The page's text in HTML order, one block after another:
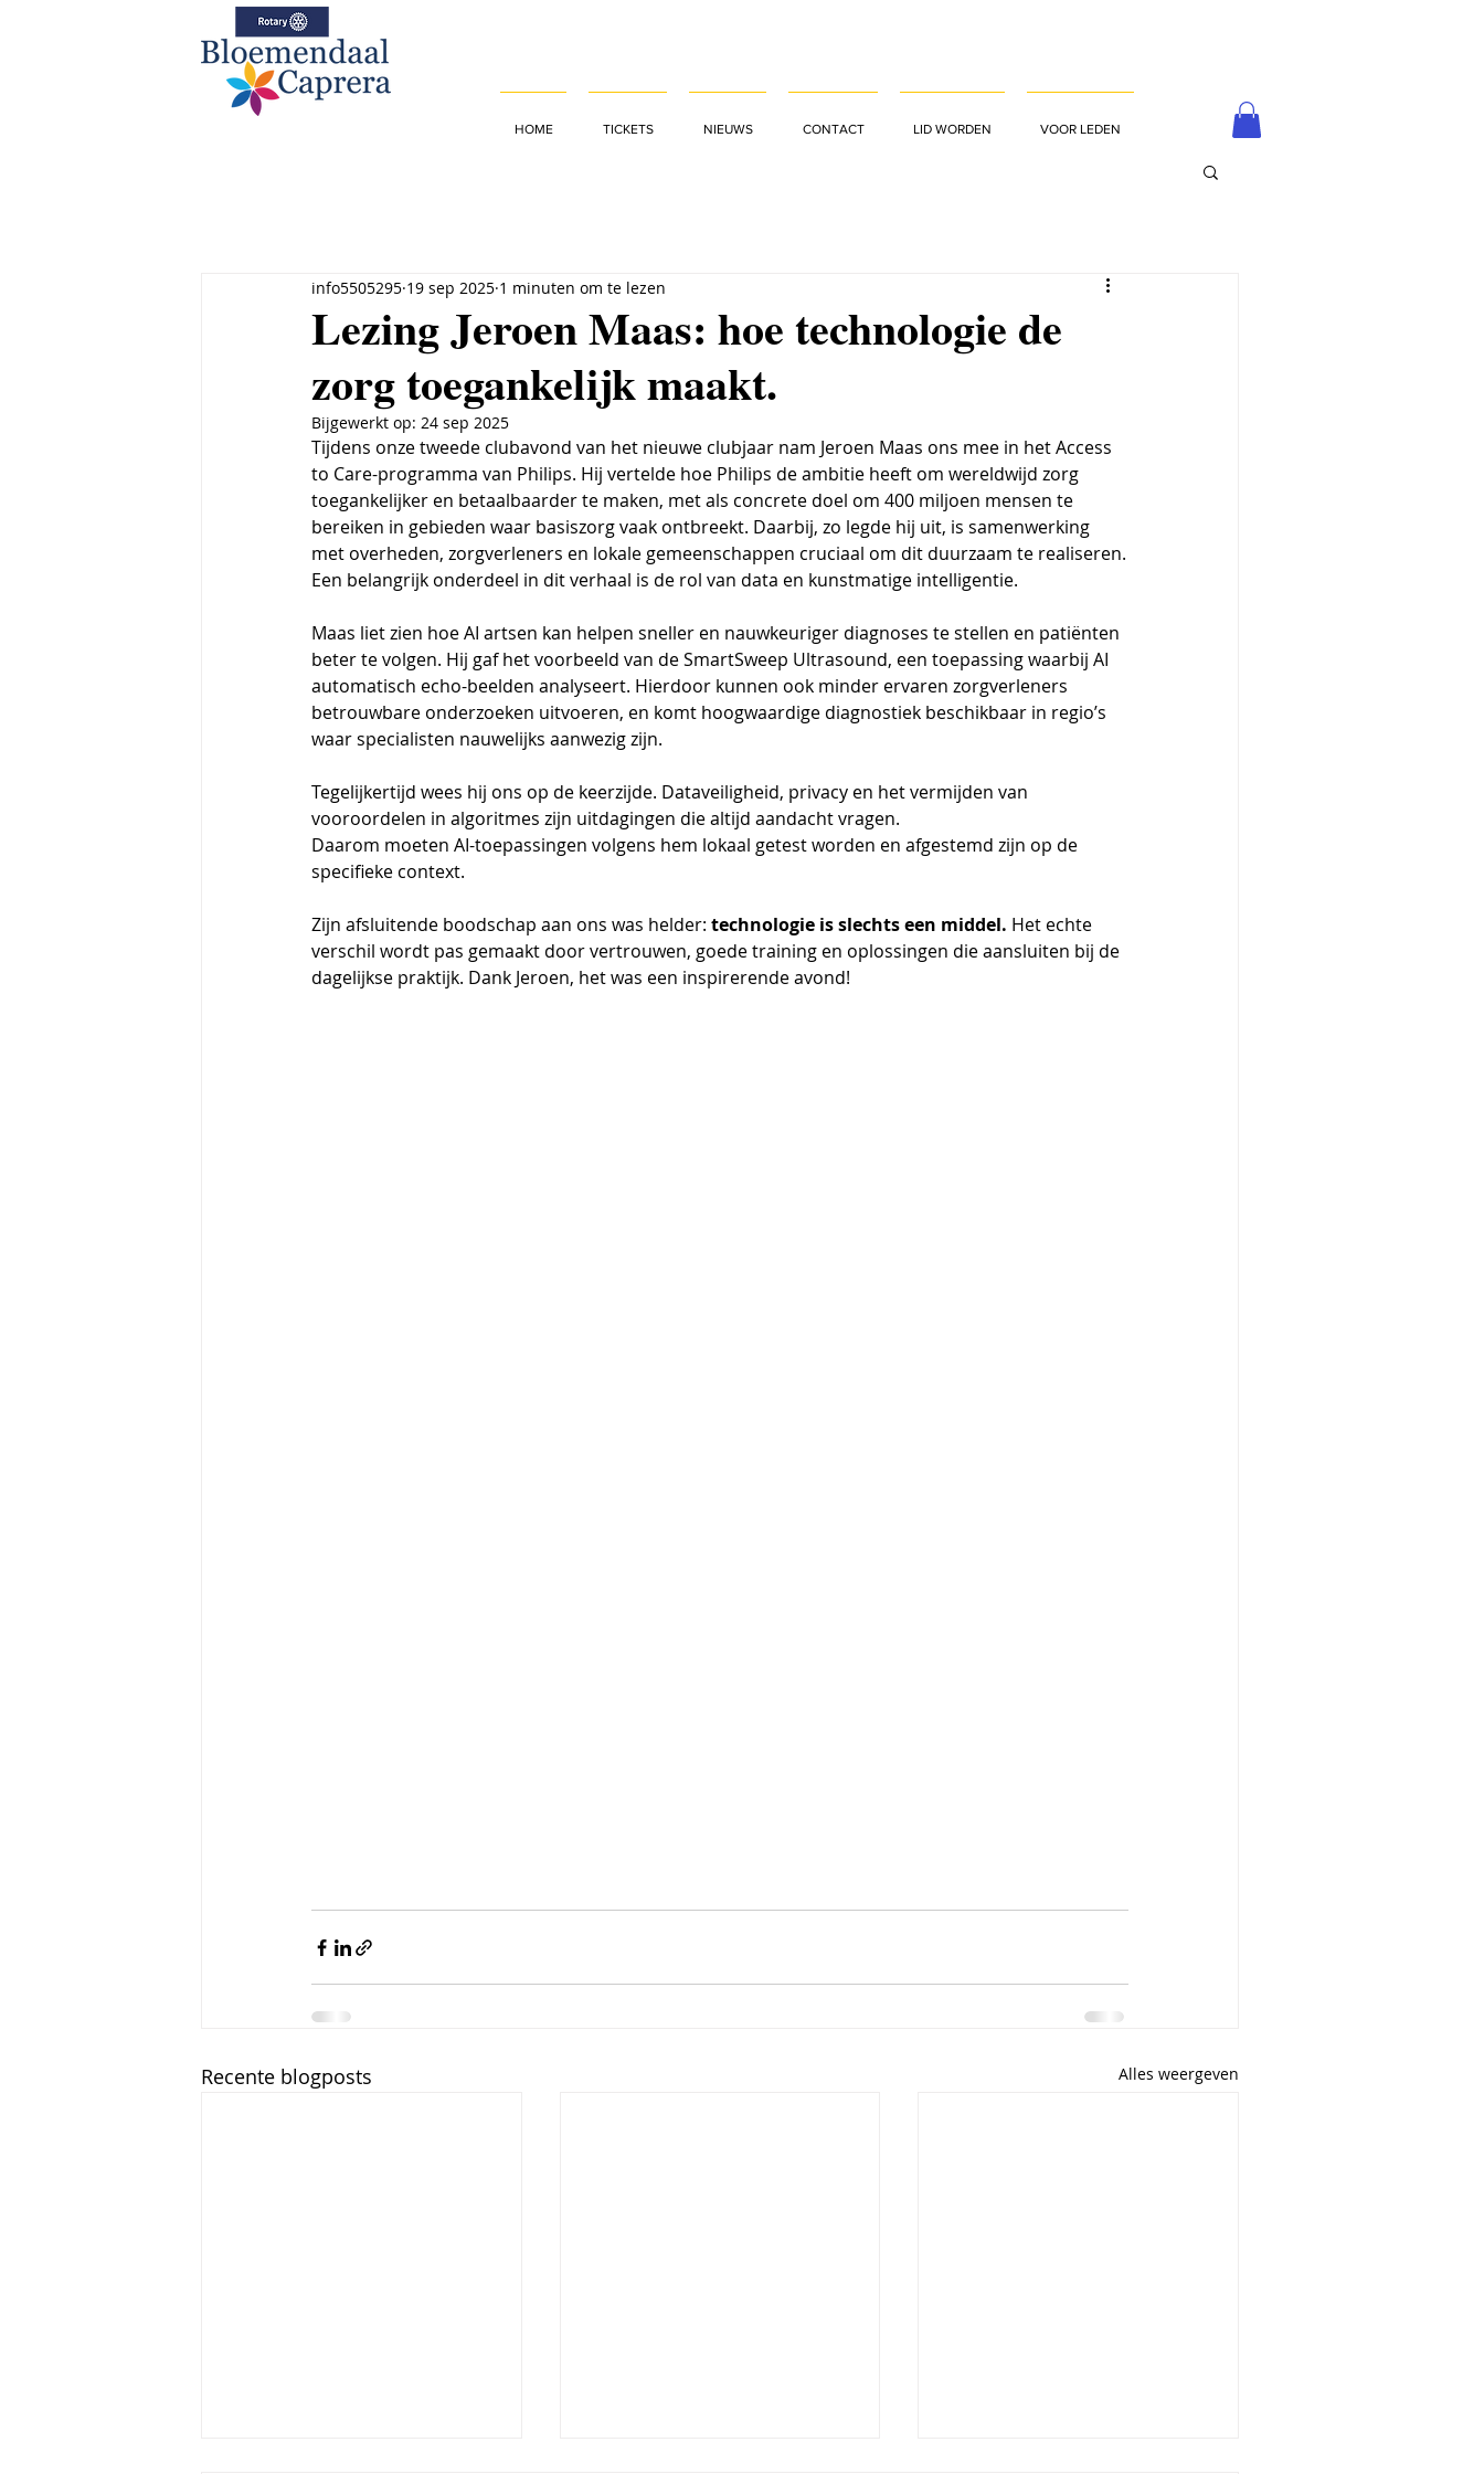
HOME TICKETS NIEUWS CONTACT LID WORDEN VOOR LEDEN
Lezing Jeroen Maas: hoe technologie de
zorg toegankelijk maakt.
info5505295 19 sep 2025 1 minuten om te lezen
Bijgewerkt op: 24 sep 2025
Tijdens onze tweede clubavond van het nieuwe clubjaar nam Jeroen Maas ons mee in het Access
to Care-programma van Philips. Hij vertelde hoe Philips de ambitie heeft om wereldwijd zorg
toegankelijker en betaalbaarder te maken, met als concrete doel om 400 miljoen mensen te
bereiken in gebieden waar basiszorg vaak ontbreekt. Daarbij, zo legde hij uit, is samenwerking
met overheden, zorgverleners en lokale gemeenschappen cruciaal om dit duurzaam te realiseren.
Een belangrijk onderdeel in dit verhaal is de rol van data en kunstmatige intelligentie.
Maas liet zien hoe AI artsen kan helpen sneller en nauwkeuriger diagnoses te stellen en patiënten
beter te volgen. Hij gaf het voorbeeld van de SmartSweep Ultrasound, een toepassing waarbij AI
automatisch echo-beelden analyseert. Hierdoor kunnen ook minder ervaren zorgverleners
betrouwbare onderzoeken uitvoeren, en komt hoogwaardige diagnostiek beschikbaar in regio’s
waar specialisten nauwelijks aanwezig zijn.
Tegelijkertijd wees hij ons op de keerzijde. Dataveiligheid, privacy en het vermijden van
vooroordelen in algoritmes zijn uitdagingen die altijd aandacht vragen.
Daarom moeten AI-toepassingen volgens hem lokaal getest worden en afgestemd zijn op de
specifieke context.
Zijn afsluitende boodschap aan ons was helder: technologie is slechts een middel. Het echte
verschil wordt pas gemaakt door vertrouwen, goede training en oplossingen die aansluiten bij de
dagelijkse praktijk. Dank Jeroen, het was een inspirerende avond!
Recente blogposts Alles weergeven